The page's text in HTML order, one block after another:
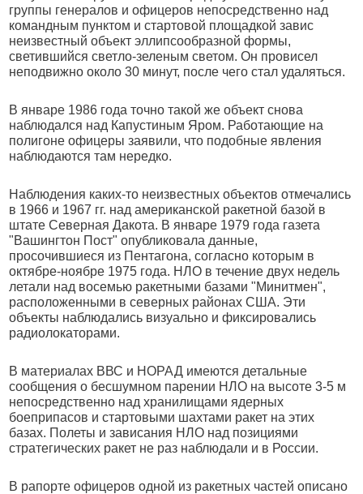
группы генералов и офицеров непосредственно над
командным пунктом и стартовой площадкой завис
неизвестный объект эллипсообразной формы,
светившийся светло-зеленым светом. Он провисел
неподвижно около 30 минут, после чего стал удаляться.
В январе 1986 года точно такой же объект снова
наблюдался над Капустиным Яром. Работающие на
полигоне офицеры заявили, что подобные явления
наблюдаются там нередко.
Наблюдения каких-то неизвестных объектов отмечались
в 1966 и 1967 гг. над американской ракетной базой в
штате Северная Дакота. В январе 1979 года газета
"Вашингтон Пост" опубликовала данные,
просочившиеся из Пентагона, согласно которым в
октябре-ноябре 1975 года. НЛО в течение двух недель
летали над восемью ракетными базами "Минитмен",
расположенными в северных районах США. Эти
объекты наблюдались визуально и фиксировались
радиолокаторами.
В материалах ВВС и НОРАД имеются детальные
сообщения о бесшумном парении НЛО на высоте 3-5 м
непосредственно над хранилищами ядерных
боеприпасов и стартовыми шахтами ракет на этих
базах. Полеты и зависания НЛО над позициями
стратегических ракет не раз наблюдали и в России.
В рапорте офицеров одной из ракетных частей описано